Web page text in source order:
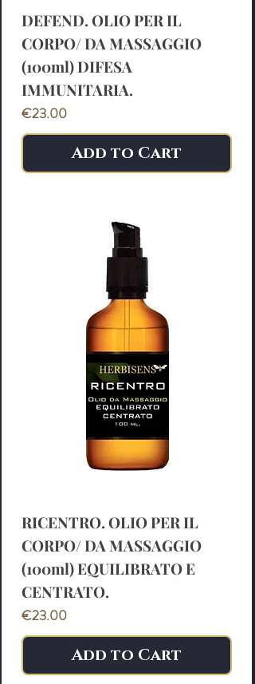
DEFEND. OLIO PER IL
CORPO/ DA MASSAGGIO
(100ml) DIFESA
IMMUNITARIA.
Price
€23.00
Add to Cart
RICENTRO. OLIO PER IL
CORPO/ DA MASSAGGIO
(100ml) EQUILIBRATO E
CENTRATO.
Price
€23.00
Add to Cart